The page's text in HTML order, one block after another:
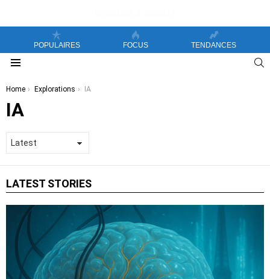
POPULAIRES FOCUS TENDANCES
You are here:
Home Explorations IA
IA
LATEST STORIES